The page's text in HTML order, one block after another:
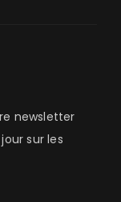
newsletter
sur les